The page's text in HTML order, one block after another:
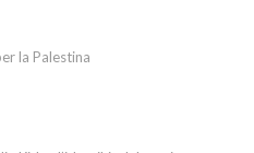
la Palestina